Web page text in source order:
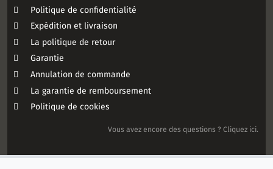
Politique de confidentialité
Expédition et livraison
La politique de retour
Garantie
Annulation de commande
La garantie de remboursement
Politique de cookies
Vous avez encore des questions ? Cliquez ici.